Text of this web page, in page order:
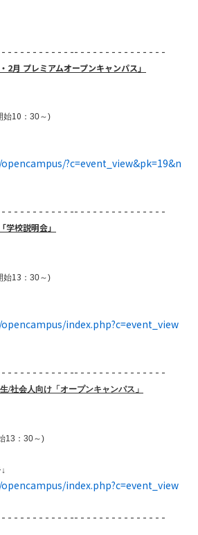
- - - - - - - - - - -- - - - - - - - - - - - - - -
2月 プレミアムオープンキャンパス 」
始10 ： 30～)
?c=event_view&pk=19&n
- - - - - - - - - - -- - - - - - - - - - - - - - -
学校説明会」
始13 ： 30～)
index.php?c=event_view
- - - - - - - - - - -- - - - - - - - - - - - - - -
/社会人向け「オープンキャンパス」
13 ： 30～)
↓
index.php?c=event_view
- - - - - - - - - - -- - - - - - - - - - - - - - -